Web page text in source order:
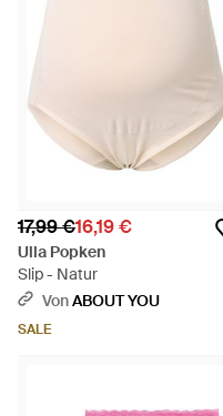
17,99 €16,19 €
Ulla Popken
Slip - Natur
VonABOUT YOU
SALE